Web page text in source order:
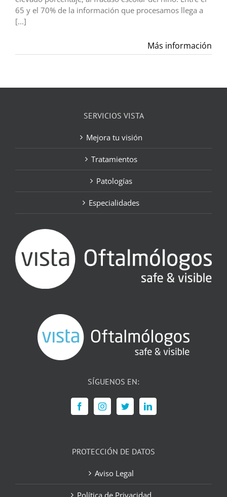
65 y el 70% de la información que procesamos llega a
[...]
Más información
SERVICIOS VISTA
Mejora tu visión
Tratamientos
Patologías
Especialidades
SÍGUENOS EN:
PROTECCIÓN DE DATOS
Aviso Legal